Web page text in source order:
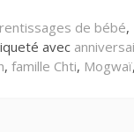
de bébé,
avec
, famille Chti, Mogwaï,